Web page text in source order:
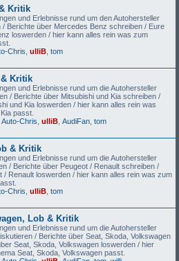
Kritik
und Erlebnisse rund um den Autohersteller
Berichte über Mercedes Benz schreiben / Eure
loswerden / hier kann alles rein was zum
Chris ulliB tom
Kritik
und Erlebnisse rund um die Autohersteller
/ Berichte über Mitsubishi und Kia schreiben /
und Kia loswerden / hier kann alles rein was
passt.
Auto-Chris ulliB AudiFan tom
& Kritik
und Erlebnisse rund um die Autohersteller
/ Berichte über Peugeot / Renault schreiben /
/ Renault loswerden / hier kann alles rein was zum
Chris ulliB tom
Lob & Kritik
und Erlebnisse rund um die Autohersteller
/ Berichte über Seat, Skoda, Volkswagen
Seat, Skoda, Volkswagen loswerden / hier
Seat, Skoda, Volkswagen passt.